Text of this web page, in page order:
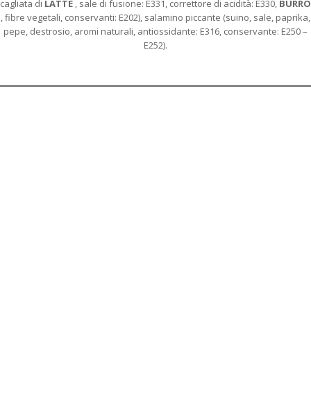
cagliata di LATTE , sale di fusione: E331, correttore di acidità: E330, BURRO
, fibre vegetali, conservanti: E202), salamino piccante (suino, sale, paprika,
pepe, destrosio, aromi naturali, antiossidante: E316, conservante: E250 –
E252).